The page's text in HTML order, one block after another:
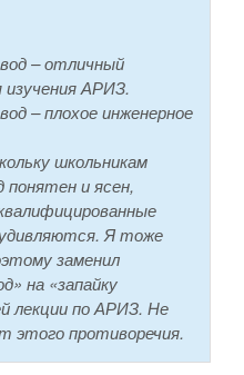
– отличный
изучения АРИЗ.
– плохое инженерное
школьникам
и ясен,
Я тоже
заменил
на «запайку
лекции по АРИЗ. Не
этого противоречия.